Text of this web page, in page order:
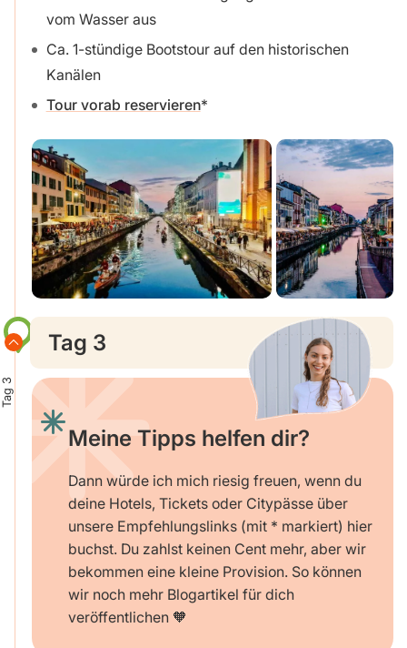
vom Wasser aus
Ca. 1-stündige Bootstour auf den historischen
Kanälen
Tour vorab reservieren
Tag 3
Tag 3
Meine Tipps helfen dir?
Dann würde ich mich riesig freuen, wenn du
deine Hotels, Tickets oder Citypässe über
unsere Empfehlungslinks (mit * markiert) hier
buchst. Du zahlst keinen Cent mehr, aber wir
bekommen eine kleine Provision. So können
wir noch mehr Blogartikel für dich
veröffentlichen 🧡